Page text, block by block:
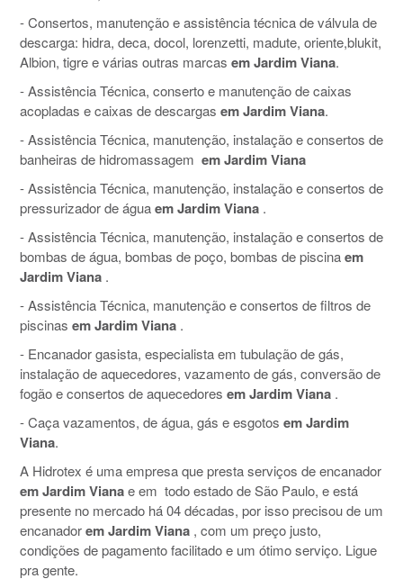
- Consertos, manutenção e assistência técnica de válvula de
descarga: hidra, deca, docol, lorenzetti, madute, oriente,blukit,
Albion, tigre e várias outras marcas em Jardim Viana.
- Assistência Técnica, conserto e manutenção de caixas
acopladas e caixas de descargas em Jardim Viana.
- Assistência Técnica, manutenção, instalação e consertos de
banheiras de hidromassagem em Jardim Viana
- Assistência Técnica, manutenção, instalação e consertos de
pressurizador de águaem Jardim Viana .
- Assistência Técnica, manutenção, instalação e consertos de
bombas de água, bombas de poço, bombas de piscinaem
Jardim Viana .
- Assistência Técnica, manutenção e consertos de filtros de
piscinas em Jardim Viana .
- Encanador gasista, especialista em tubulação de gás,
instalação de aquecedores, vazamento de gás, conversão de
fogão e consertos de aquecedores em Jardim Viana .
- Caça vazamentos, de água, gás e esgotos em Jardim
Viana.
A Hidrotex é uma empresa que presta serviços de encanador
em Jardim Vianae em todo estado de São Paulo, e está
presente no mercado há 04 décadas, por isso precisou de um
encanadorem Jardim Viana , com um preço justo,
condições de pagamento facilitado e um ótimo serviço. Ligue
pra gente.